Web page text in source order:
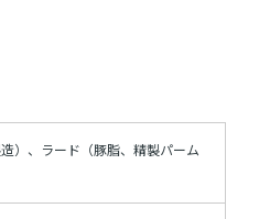
）、ラード（豚脂、精製パーム